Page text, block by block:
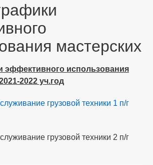
мастерских
эффективного использования
2022 уч.год
грузовой техники 1 п/г
грузовой техники 2 п/г